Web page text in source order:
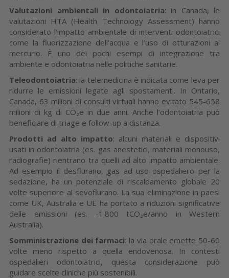
Valutazioni ambientali in odontoiatria: in Canada, le
valutazioni HTA (Health Technology Assessment) hanno
considerato l’impatto ambientale di interventi odontoiatrici
come la fluorizzazione dell’acqua e l’uso di otturazioni al
mercurio. È uno dei pochi esempi di integrazione tra
ambiente e odontoiatria nelle politiche sanitarie.
Teleodontoiatria: la telemedicina è indicata come leva per
ridurre le emissioni legate agli spostamenti. In Ontario,
Canada, 63 milioni di consulti virtuali hanno evitato 545-658
milioni di kg di CO₂e in due anni. Anche l’odontoiatria può
beneficiare di triage e follow-up a distanza.
Prodotti ad alto impatto: alcuni materiali e dispositivi
usati in odontoiatria (es. gas anestetici, materiali monouso,
radiografie) rientrano tra quelli ad alto impatto ambientale.
Ad esempio il desflurano, gas ad uso ospedaliero per la
sedazione, ha un potenziale di riscaldamento globale 20
volte superiore al sevoflurano. La sua eliminazione in paesi
come UK, Australia e UE ha portato a riduzioni significative
delle emissioni (es. -1.800 tCO₂e/anno in Western
Australia).
Somministrazione dei farmaci: la via orale emette 50-60
volte meno rispetto a quella endovenosa. In contesti
ospedalieri odontoiatrici, questa considerazione può
guidare scelte cliniche più sostenibili.